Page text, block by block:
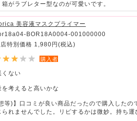
がラブレター型なのが可愛いです。
美容液マスクプライマー
BOR18A0004-001000000
特別価格 1,980円 (税込)
購入者
くない
を考えると高いかな
等)】口コミが良い商品だったので購入した
れませんでした。リピするかは微妙。持ち